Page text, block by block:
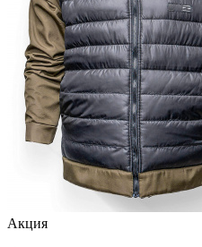
Акция